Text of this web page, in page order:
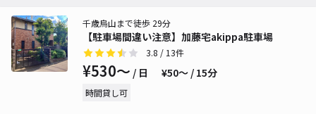
【駐車場間違い注意】加藤宅akippa駐車場
千歳烏山まで徒歩 29分
3.8 / 13件
¥530〜 / 日 ¥50〜 / 15分
時間貸し可